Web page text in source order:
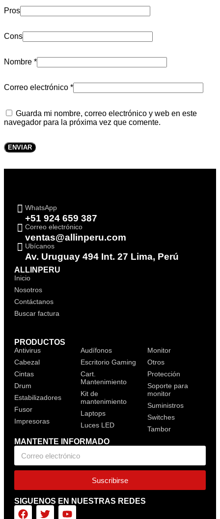
Pros
Cons
Nombre *
Correo electrónico *
Guarda mi nombre, correo electrónico y web en este
navegador para la próxima vez que comente.
WhatsApp
+51 924 659 387
Correo electrónico
ventas@allinperu.com
Ubícanos
Av. Uruguay 494 Int. 27 Lima, Perú
ALLINPERU
Inicio
Nosotros
Contáctanos
Buscar factura
PRODUCTOS
Antivirus
Cabezal
Cintas
Drum
Estabilizadores
Fusor
Impresoras
Audífonos
Escritorio Gaming
Cart.
Mantenimiento
Kit de
mantenimiento
Laptops
Luces LED
Monitor
Otros
Protección
Soporte para
monitor
Suministros
Switches
Tambor
MANTENTE INFORMADO
Suscribirse
SIGUENOS EN NUESTRAS REDES